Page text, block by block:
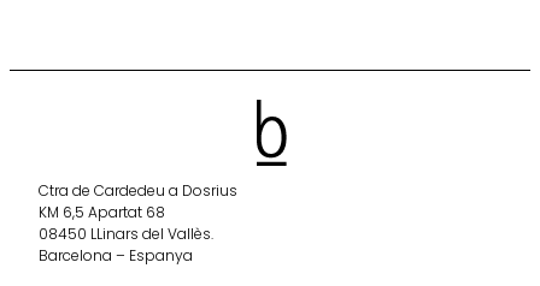
Ctra de Cardedeu a Dosrius
KM 6,5 Apartat 68
08450 LLinars del Vallès.
Barcelona – Espanya